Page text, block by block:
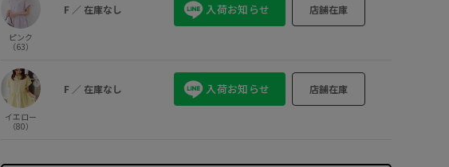
ピンク
（63）
F ／ 在庫なし 入荷お知らせ 店舗在庫
イエロー
（80）
F ／ 在庫なし 入荷お知らせ 店舗在庫